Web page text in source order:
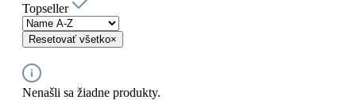
Topseller
Resetovať všetko×
Nenašli sa žiadne produkty.